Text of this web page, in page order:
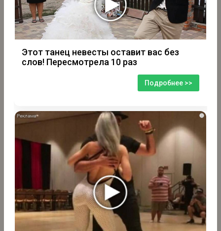
Этот танец невесты оставит вас без
слов! Пересмотрела 10 раз
Подробнее >>
i